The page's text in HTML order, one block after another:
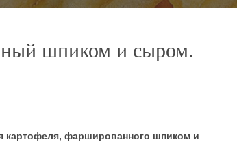
шпиком и сыром.
картофеля, фаршированного шпиком и